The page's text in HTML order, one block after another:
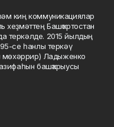
киң коммуникациялар
хеҙмәттең Башҡортостан
теркәлде. 2015 йылдың
се һанлы теркәү
мөхәррир) Ладыженко
башҡарыусы